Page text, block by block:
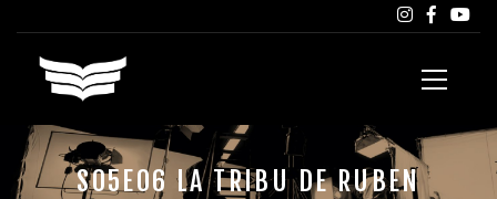
S05E06 LA TRIBU DE RUBEN